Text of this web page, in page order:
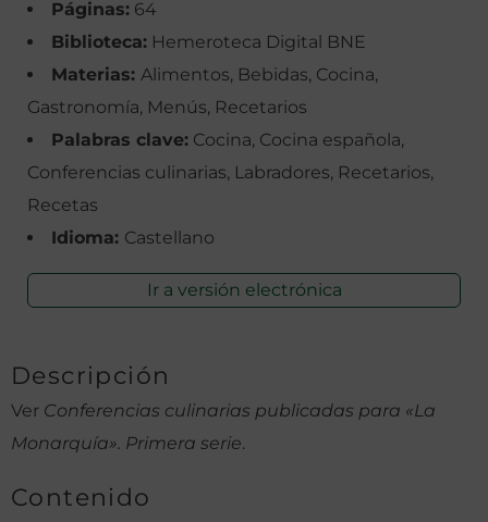
Páginas: 64
Biblioteca: Hemeroteca Digital BNE
Materias: Alimentos, Bebidas, Cocina,
Gastronomía, Menús, Recetarios
Palabras clave: Cocina, Cocina española,
Conferencias culinarias, Labradores, Recetarios,
Recetas
Idioma: Castellano
Ir a versión electrónica
Descripción
Ver Conferencias culinarias publicadas para «La
Monarquía». Primera serie.
Contenido